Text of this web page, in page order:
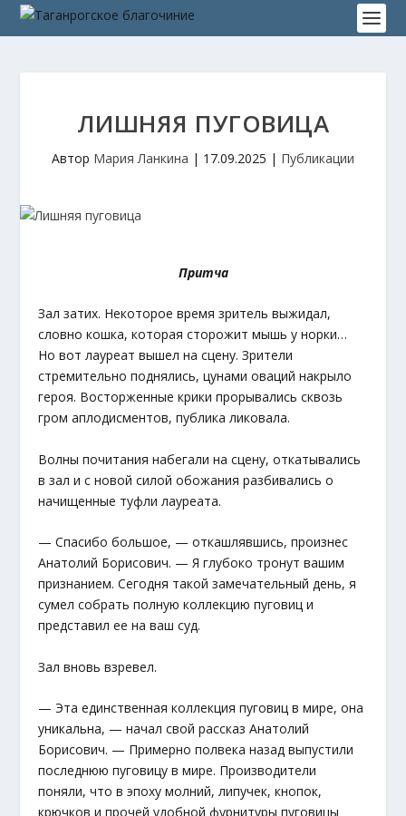
ЛИШНЯЯ ПУГОВИЦА
Автор Мария Ланкина | 17.09.2025 | Публикации
Притча
Зал затих. Некоторое время зритель выжидал,
словно кошка, которая сторожит мышь у норки…
Но вот лауреат вышел на сцену. Зрители
стремительно поднялись, цунами оваций накрыло
героя. Восторженные крики прорывались сквозь
гром аплодисментов, публика ликовала.
Волны почитания набегали на сцену, откатывались
в зал и с новой силой обожания разбивались о
начищенные туфли лауреата.
— Спасибо большое, — откашлявшись, произнес
Анатолий Борисович. — Я глубоко тронут вашим
признанием. Сегодня такой замечательный день, я
сумел собрать полную коллекцию пуговиц и
представил ее на ваш суд.
Зал вновь взревел.
— Эта единственная коллекция пуговиц в мире, она
уникальна, — начал свой рассказ Анатолий
Борисович. — Примерно полвека назад выпустили
последнюю пуговицу в мире. Производители
поняли, что в эпоху молний, липучек, кнопок,
крючков и прочей удобной фурнитуры пуговицы